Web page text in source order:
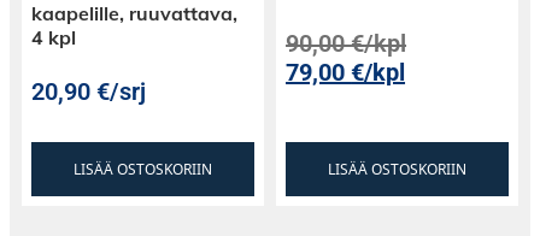
mustassa ja hopeakultaisessa
värivaihtoehdossa. Helppo käyttöliittymä takaa,
että voit nauttia musiikistasi ilman
monimutkaisia asetuksia.
kaapelille, ruuvattava,
4 kpl
20,90€/srj
LISÄÄ OSTOSKORIIN
90,00€/kpl
79,00€/kpl
LISÄÄ OSTOSKORIIN